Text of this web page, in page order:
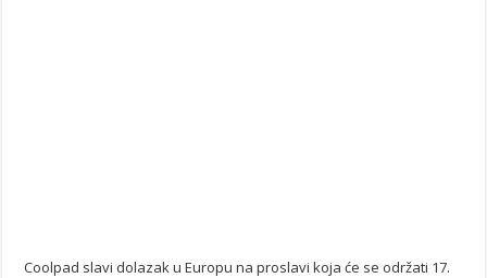
Coolpad slavi dolazak u Europu na proslavi koja će se održati 17.